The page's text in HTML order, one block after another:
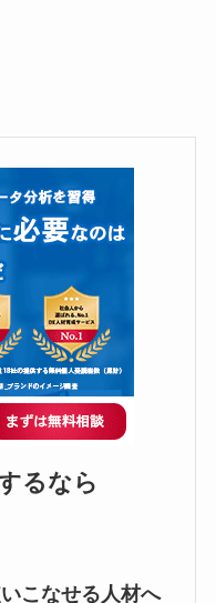
るなら
こなせる人材へ